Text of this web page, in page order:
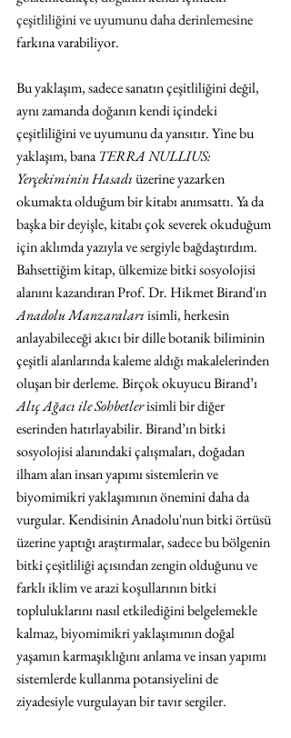
çeşitliliğini ve uyumunu daha derinlemesine
farkına varabiliyor.
Bu yaklaşım, sadece sanatın çeşitliliğini değil,
aynı zamanda doğanın kendi içindeki
çeşitliliğini ve uyumunu da yansıtır. Yine bu
yaklaşım, bana TERRA NULLIUS:
Yerçekiminin Hasadı üzerine yazarken
okumakta olduğum bir kitabı anımsattı. Ya da
başka bir deyişle, kitabı çok severek okuduğum
için aklımda yazıyla ve sergiyle bağdaştırdım.
Bahsettiğim kitap, ülkemize bitki sosyolojisi
alanını kazandıran Prof. Dr. Hikmet Birand'ın
Anadolu Manzaraları isimli, herkesin
anlayabileceği akıcı bir dille botanik biliminin
çeşitli alanlarında kaleme aldığı makalelerinden
oluşan bir derleme. Birçok okuyucu Birand’ı
Alıç Ağacı ile Sohbetler isimli bir diğer
eserinden hatırlayabilir. Birand’ın bitki
sosyolojisi alanındaki çalışmaları, doğadan
ilham alan insan yapımı sistemlerin ve
biyomimikri yaklaşımının önemini daha da
vurgular. Kendisinin Anadolu'nun bitki örtüsü
üzerine yaptığı araştırmalar, sadece bu bölgenin
bitki çeşitliliği açısından zengin olduğunu ve
farklı iklim ve arazi koşullarının bitki
topluluklarını nasıl etkilediğini belgelemekle
kalmaz, biyomimikri yaklaşımının doğal
yaşamın karmaşıklığını anlama ve insan yapımı
sistemlerde kullanma potansiyelini de
ziyadesiyle vurgulayan bir tavır sergiler.